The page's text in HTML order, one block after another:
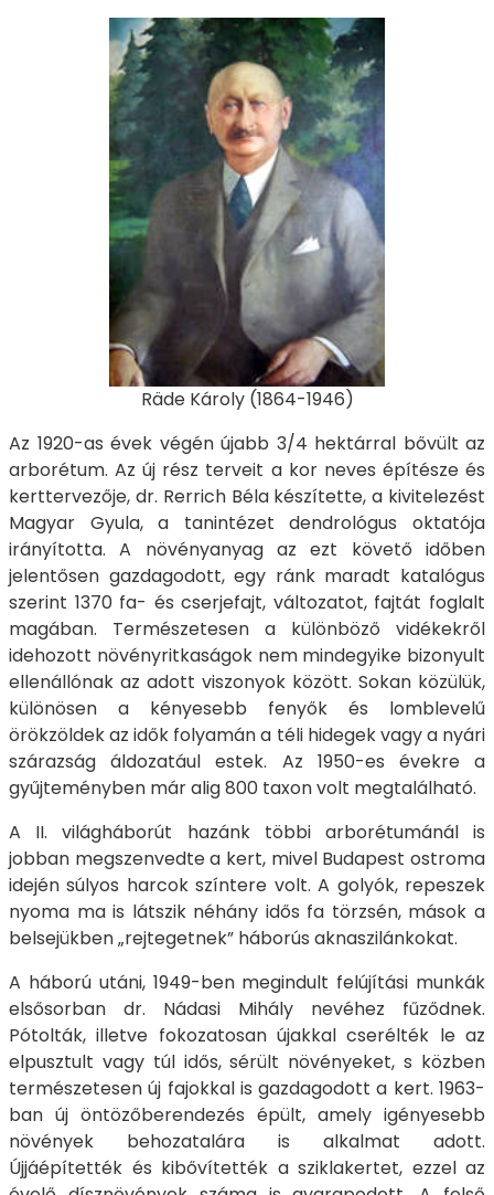
Räde Károly (1864-1946)
Az 1920-as évek végén újabb 3/4 hektárral bővült az
arborétum. Az új rész terveit a kor neves építésze és
kerttervezője, dr. Rerrich Béla készítette, a kivitelezést
Magyar Gyula, a tanintézet dendrológus oktatója
irányította. A növényanyag az ezt követő időben
jelentősen gazdagodott, egy ránk maradt katalógus
szerint 1370 fa- és cserjefajt, változatot, fajtát foglalt
magában. Természetesen a különböző vidékekről
idehozott növényritkaságok nem mindegyike bizonyult
ellenállónak az adott viszonyok között. Sokan közülük,
különösen a kényesebb fenyők és lomblevelű
örökzöldek az idők folyamán a téli hidegek vagy a nyári
szárazság áldozatául estek. Az 1950-es évekre a
gyűjteményben már alig 800 taxon volt megtalálható.
A II. világháborút hazánk többi arborétumánál is
jobban megszenvedte a kert, mivel Budapest ostroma
idején súlyos harcok színtere volt. A golyók, repeszek
nyoma ma is látszik néhány idős fa törzsén, mások a
belsejükben „rejtegetnek” háborús aknaszilánkokat.
A háború utáni, 1949-ben megindult felújítási munkák
elsősorban dr. Nádasi Mihály nevéhez fűződnek.
Pótolták, illetve fokozatosan újakkal cserélték le az
elpusztult vagy túl idős, sérült növényeket, s közben
természetesen új fajokkal is gazdagodott a kert. 1963-
ban új öntözőberendezés épült, amely igényesebb
növények behozatalára is alkalmat adott.
Újjáépítették és kibővítették a sziklakertet, ezzel az